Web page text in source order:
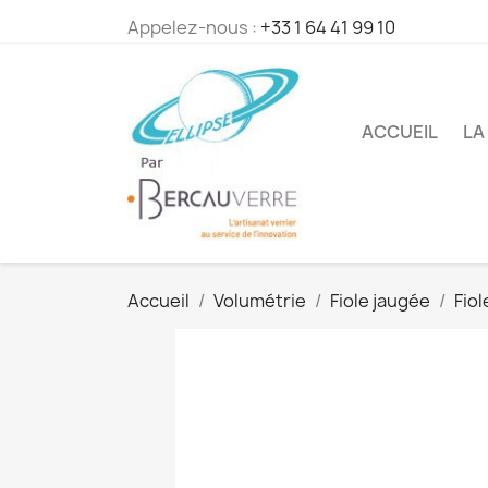
Appelez-nous : +33 1 64 41 99 10
ACCUEIL
Accueil Volumétrie Fiole jaugée